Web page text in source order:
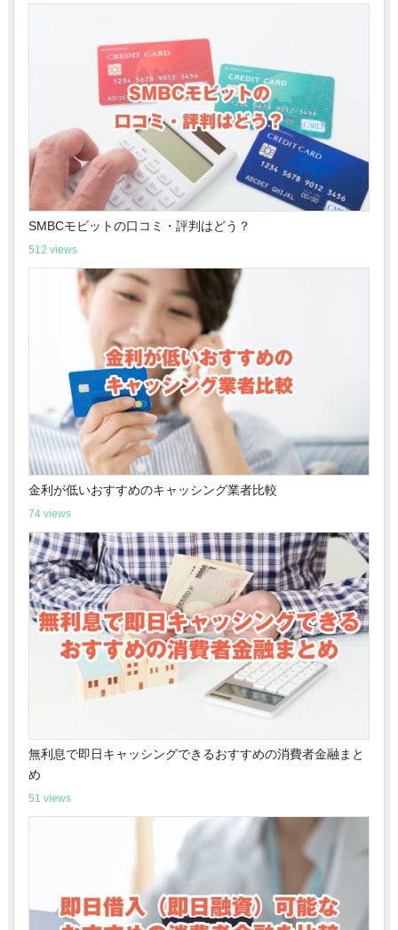
SMBCモビットの口コミ・評判はどう？
512 views
金利が低いおすすめのキャッシング業者比較
74 views
無利息で即日キャッシングできるおすすめの消費者金融まと
め
51 views